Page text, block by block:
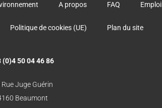
A propos FAQ Emploi
Politique de cookies (UE) Plan du site
(0)4 50 04 46 86
Rue Juge Guérin
Beaumont